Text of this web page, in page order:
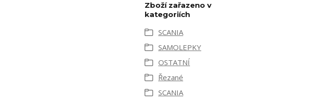
Zboží zařazeno v
kategoriích
SCANIA
SAMOLEPKY
OSTATNÍ
Řezané
SCANIA